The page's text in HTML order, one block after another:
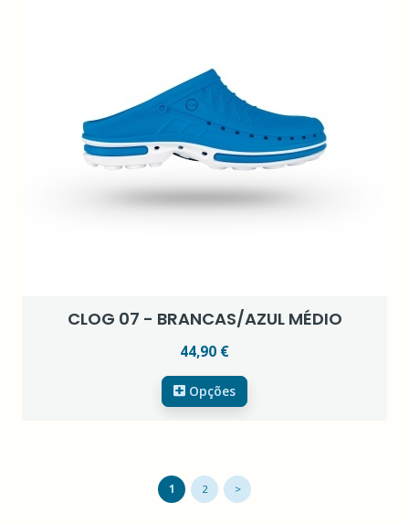
CLOG 07 - BRANCAS/AZUL MÉDIO
44,90 €
Opções
1 2 >